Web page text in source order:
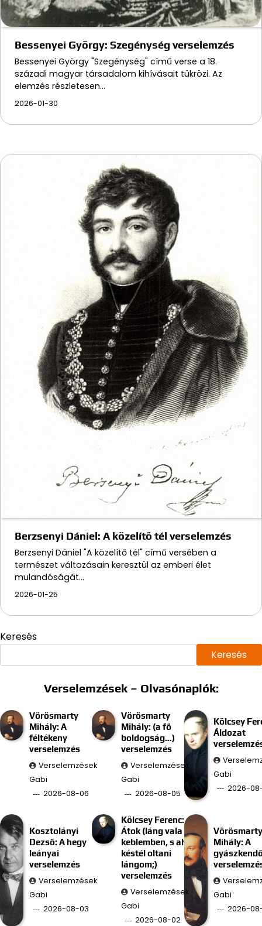
Bessenyei György: Szegénység verselemzés
Bessenyei György "Szegénység" című verse a 18.
századi magyar társadalom kihívásait tükrözi. Az
elemzés részletesen…
2026-01-30
Berzsenyi Dániel: A közelítő tél verselemzés
Berzsenyi Dániel "A közelítő tél" című versében a
természet változásain keresztül az emberi élet
mulandóságát…
2026-01-25
Keresés
Keresés
Verselemzések – Olvasónaplók:
Vörösmarty
Mihály: A
féltékeny
verselemzés
Verselemzések
Gabi
2026-08-06
Vörösmarty
Mihály: (a fő
boldogság…)
verselemzés
Verselemzések
Gabi
2026-08-05
Kölcsey
Áldozat
Gabi
2026-
Kosztolányi
Dezső: A hegy
leányai
verselemzés
Verselemzések
Gabi
2026-08-03
Kölcsey Ferenc:
Átok (láng vala
keblemben, s ah
késtél oltani
lángom;)
verselemzés
Verselemzések
Gabi
2026-08-02
Vörösmarty
Mihály: A
Gabi
2026-